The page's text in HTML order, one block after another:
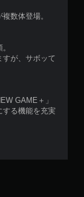
数体登場。
が、サボッて
GAME＋」
する機能を充実